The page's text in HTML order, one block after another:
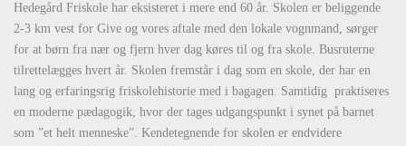
Hedegård Friskole har eksisteret i mere end 60 år. Skolen er beliggende
2-3 km vest for Give og vores aftale med den lokale vognmand, sørger
for at børn fra nær og fjern hver dag køres til og fra skole. Busruterne
tilrettelægges hvert år. Skolen fremstår i dag som en skole, der har en
lang og erfaringsrig friskolehistorie med i bagagen. Samtidig praktiseres
en moderne pædagogik, hvor der tages udgangspunkt i synet på barnet
som ”et helt menneske”. Kendetegnende for skolen er endvidere